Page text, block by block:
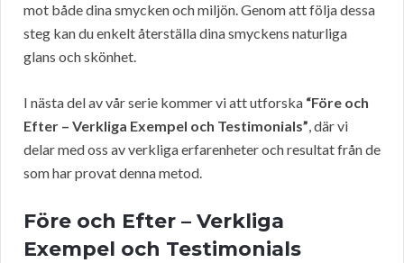
mot både dina smycken och miljön. Genom att följa dessa
steg kan du enkelt återställa dina smyckens naturliga
glans och skönhet.
I nästa del av vår serie kommer vi att utforska “Före och
Efter – Verkliga Exempel och Testimonials”, där vi
delar med oss av verkliga erfarenheter och resultat från de
som har provat denna metod.
Före och Efter – Verkliga
Exempel och Testimonials